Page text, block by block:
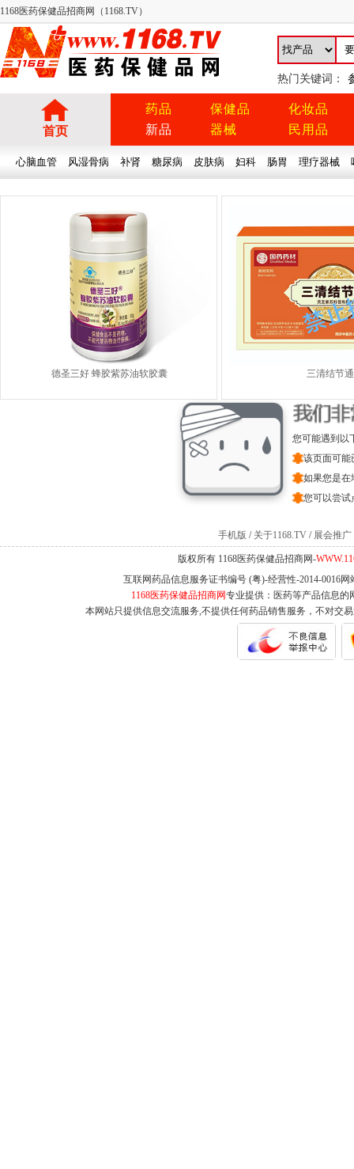
1168医药保健品招商网（1168.TV）
热门关键词：
首页
药品
新品
保健品
器械
化妆品
民用品
心脑血管 风湿骨病 补肾 糖尿病 皮肤病 妇科 肠胃 理疗器械
德圣三好 蜂胶紫苏油软胶囊 三清结节通
您可能遇到以
该页面可能
如果您是在
您可以尝试
手机版 / 关于1168.TV / 展会推广
版权所有 1168医药保健品招商网-
互联网药品信息服务证书编号 (粤)-经营性-2014-0016
1168医药保健品招商网专业提供：医药等产品信息的
本网站只提供信息交流服务,不提供任何药品销售服务，不对交